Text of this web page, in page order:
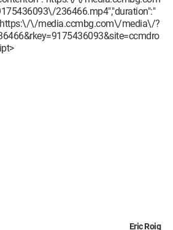
236466.mp4","duration":"
\/media.ccmbg.com\/media\/?
Eric Roig